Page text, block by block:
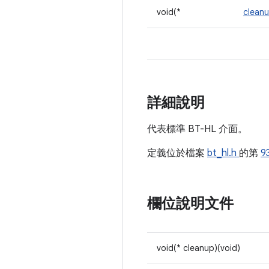
void(*
詳細說明
代表標準 BT-HL 介面。
定義位於檔案 bt_hl.h 的第
欄位說明文件
void(* cleanup)(void)